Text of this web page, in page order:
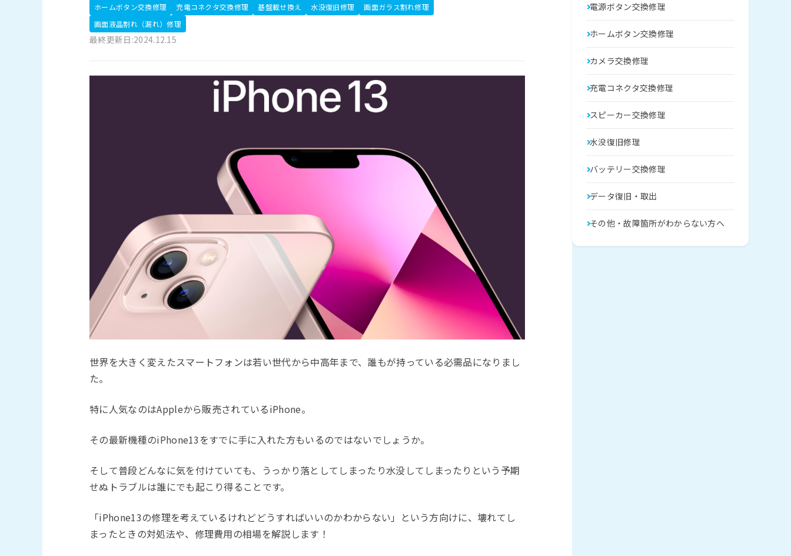
ホームボタン交換修理
充電コネクタ交換修理 基盤載せ換え 水没復旧修理
画面ガラス割れ修理
画面液晶割れ（漏れ）修理
最終更新日:2024.12.15
世界を大きく変えたスマートフォンは若い世代から中高年まで、誰もが持っている必需品になりまし
た。
特に人気なのはAppleから販売されているiPhone。
その最新機種のiPhone13をすでに手に入れた方もいるのではないでしょうか。
そして普段どんなに気を付けていても、うっかり落としてしまったり水没してしまったりという予期
せぬトラブルは誰にでも起こり得ることです。
「iPhone13の修理を考えているけれどどうすればいいのかわからない」という方向けに、壊れてし
まったときの対処法や、修理費用の相場を解説します！
電源ボタン交換修理
ホームボタン交換修理
カメラ交換修理
充電コネクタ交換修理
スピーカー交換修理
水没復旧修理
バッテリー交換修理
データ復旧・取出
その他・故障箇所がわからない方へ